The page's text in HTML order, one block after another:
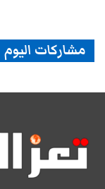
مشاركات اليوم